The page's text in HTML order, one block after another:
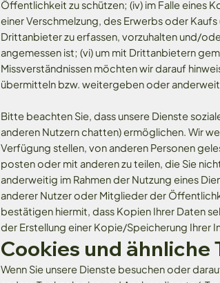
Öffentlichkeit zu schützen; (iv) im Falle eines
einer Verschmelzung, des Erwerbs oder
Drittanbieter zu erfassen, vorzuhalten und/
angemessen ist; (vi) um mit Drittanbietern
Missverständnissen möchten wir darauf
übermitteln bzw. weitergeben oder
Bitte beachten Sie, dass unsere Dienste
anderen Nutzern chatten) ermöglichen. Wir
Verfügung stellen, von anderen Personen
posten oder mit anderen zu teilen, die Sie
anderweitig im Rahmen der Nutzung eines
anderer Nutzer oder Mitglieder der
bestätigen hiermit, dass Kopien Ihrer Daten
der Erstellung einer Kopie/Speicherung Ihrer
Cookies und ähnliche
Wenn Sie unsere Dienste besuchen oder